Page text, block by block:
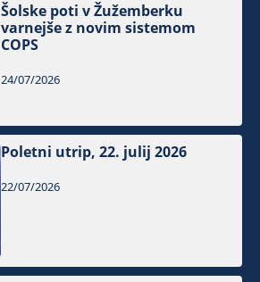
Šolske poti v Žužemberku
varnejše z novim sistemom
COPS
24/07/2026
Poletni utrip, 22. julij 2026
22/07/2026